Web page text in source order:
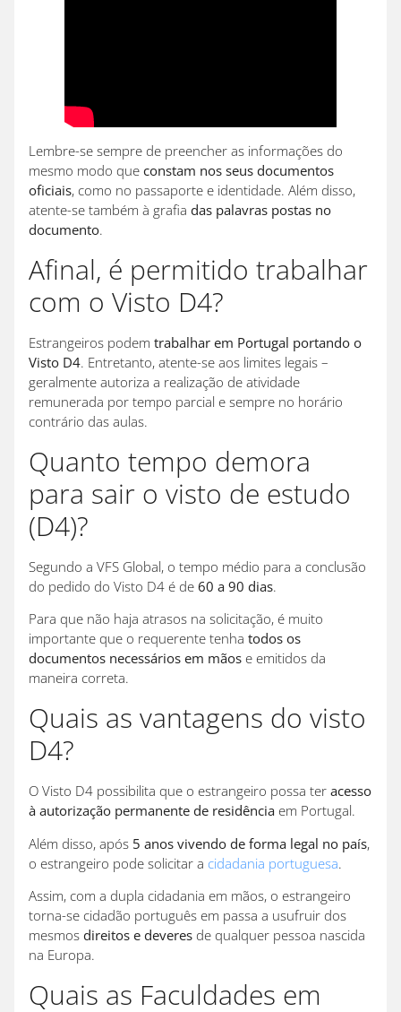
Lembre-se sempre de preencher as informações do
mesmo modo que constam nos seus documentos
oficiais, como no passaporte e identidade. Além disso,
atente-se também à grafia das palavras postas no
documento.
Afinal, é permitido trabalhar
com o Visto D4?
Estrangeiros podem trabalhar em Portugal portando o
Visto D4. Entretanto, atente-se aos limites legais –
geralmente autoriza a realização de atividade
remunerada por tempo parcial e sempre no horário
contrário das aulas.
Quanto tempo demora
para sair o visto de estudo
(D4)?
Segundo a VFS Global, o tempo médio para a conclusão
do pedido do Visto D4 é de 60 a 90 dias.
Para que não haja atrasos na solicitação, é muito
importante que o requerente tenha todos os
documentos necessários em mãos e emitidos da
maneira correta.
Quais as vantagens do visto
D4?
O Visto D4 possibilita que o estrangeiro possa ter acesso
à autorização permanente de residência em Portugal.
Além disso, após 5 anos vivendo de forma legal no país,
o estrangeiro pode solicitar a cidadania portuguesa.
Assim, com a dupla cidadania em mãos, o estrangeiro
torna-se cidadão português em passa a usufruir dos
mesmos direitos e deveres de qualquer pessoa nascida
na Europa.
Quais as Faculdades em